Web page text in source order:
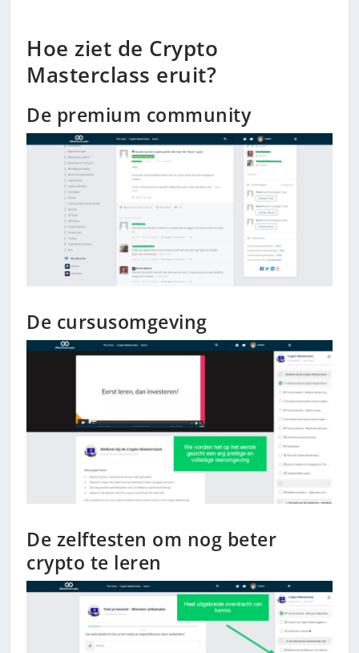
Hoe ziet de Crypto
Masterclass eruit?
De premium community
De cursusomgeving
De zelftesten om nog beter
crypto te leren